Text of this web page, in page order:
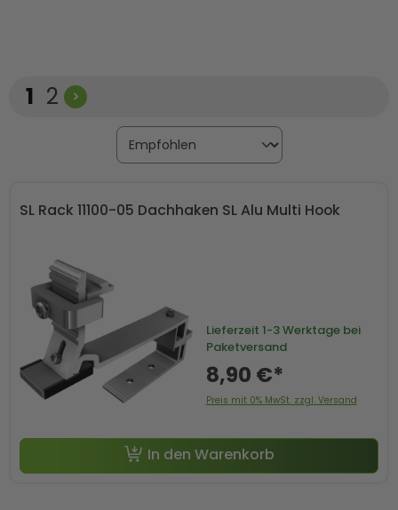
Seite
1 Seite
2
SL Rack 11100-05 Dachhaken SL Alu Multi Hook
Lieferzeit 1-3 Werktage bei
Paketversand
8,90 €*
Preis mit 0% MwSt. zzgl. Versand
In den Warenkorb